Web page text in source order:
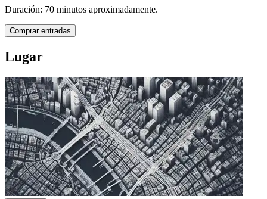
Duración: 70 minutos aproximadamente.
Comprar entradas
Lugar